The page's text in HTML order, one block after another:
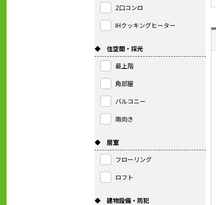
2口コンロ
IHクッキングヒーター
◆ 住空間・採光
最上階
角部屋
バルコニー
南向き
◆ 居室
フローリング
ロフト
◆ 建物設備・防犯